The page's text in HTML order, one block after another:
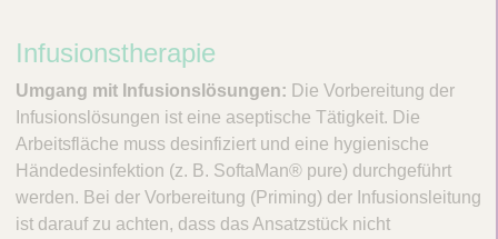
I
n
f
u
s
i
Infusionstherapie
Umgang mit Infusionslösungen: Die Vorbereitung der
Infusionslösungen ist eine aseptische Tätigkeit. Die
Arbeitsfläche muss desinfiziert und eine hygienische
Händedesinfektion (z. B. SoftaMan® pure) durchgeführt
werden. Bei der Vorbereitung (Priming) der Infusionsleitung
ist darauf zu achten, dass das Ansatzstück nicht